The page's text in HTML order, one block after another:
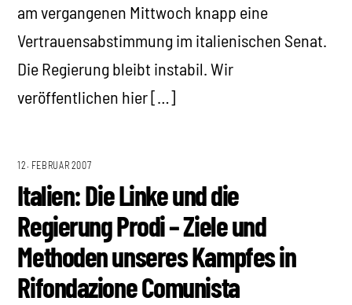
am vergangenen Mittwoch knapp eine
Vertrauensabstimmung im italienischen Senat.
Die Regierung bleibt instabil. Wir
veröffentlichen hier […]
12. FEBRUAR 2007
Italien: Die Linke und die
Regierung Prodi – Ziele und
Methoden unseres Kampfes in
Rifondazione Comunista